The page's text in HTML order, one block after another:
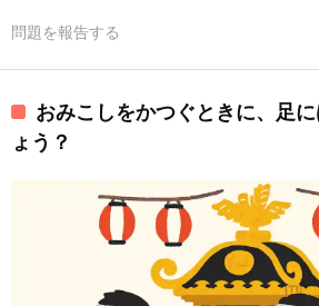
問題を報告する
おみこしをかつぐときに、足
ょう？